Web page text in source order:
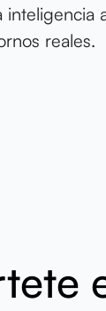
inteligencia
reales.